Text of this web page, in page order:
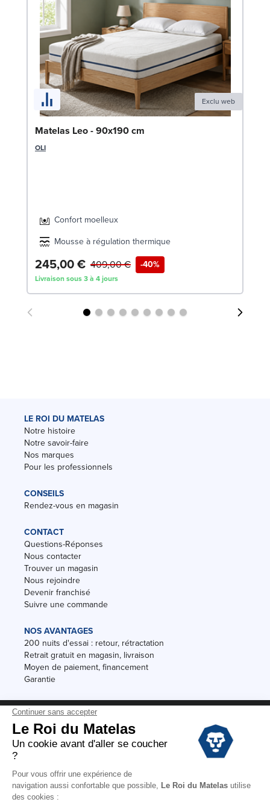
Exclu web
Matelas Leo - 90x190 cm
OLI
Confort moelleux
Mousse à régulation thermique
245,00 € -40%
409,00 €
Livraison sous 3 à 4 jours
LE ROI DU MATELAS
Notre histoire
Notre savoir-faire
Nos marques
Pour les professionnels
CONSEILS
Rendez-vous en magasin
CONTACT
Questions-Réponses
Nous contacter
Trouver un magasin
Nous rejoindre
Devenir franchisé
Suivre une commande
NOS AVANTAGES
200 nuits d'essai : retour, rétractation
Retrait gratuit en magasin, livraison
Moyen de paiement, financement
Garantie
Conditions des offres
Black Friday
Destockage
Conditions Générales de vente magasin